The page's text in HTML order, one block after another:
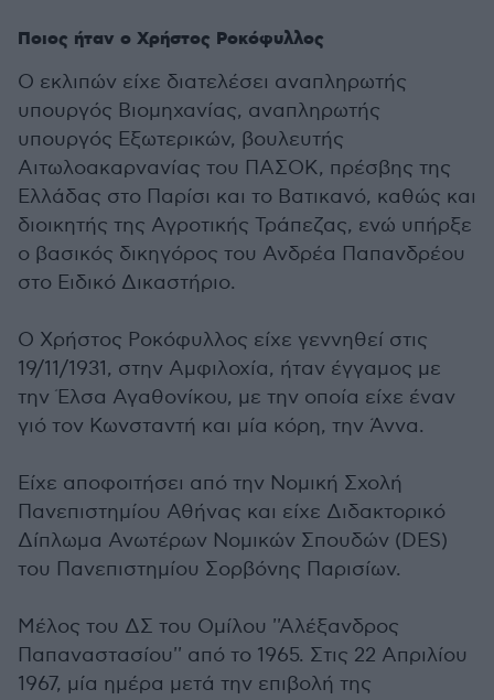
Ποιος ήταν ο Χρήστος Ροκόφυλλος
Ο εκλιπών είχε διατελέσει αναπληρωτής
υπουργός Βιομηχανίας, αναπληρωτής
υπουργός Εξωτερικών, βουλευτής
Αιτωλοακαρνανίας του ΠΑΣΟΚ, πρέσβης της
Ελλάδας στο Παρίσι και το Βατικανό, καθώς και
διοικητής της Αγροτικής Τράπεζας, ενώ υπήρξε
ο βασικός δικηγόρος του Ανδρέα Παπανδρέου
στο Ειδικό Δικαστήριο.
Ο Χρήστος Ροκόφυλλος είχε γεννηθεί στις
19/11/1931, στην Αμφιλοχία, ήταν έγγαμος με
την Έλσα Αγαθονίκου, με την οποία είχε έναν
γιό τον Κωνσταντή και μία κόρη, την Άννα.
Είχε αποφοιτήσει από την Νομική Σχολή
Πανεπιστημίου Αθήνας και είχε Διδακτορικό
Δίπλωμα Ανωτέρων Νομικών Σπουδών (DΕS)
του Πανεπιστημίου Σορβόνης Παρισίων.
Μέλος του ΔΣ του Ομίλου ''Αλέξανδρος
Παπαναστασίου'' από το 1965. Στις 22 Απριλίου
1967, μία ημέρα μετά την επιβολή της